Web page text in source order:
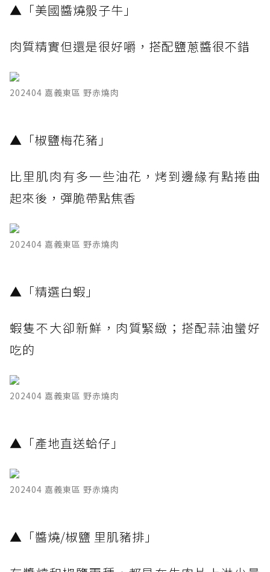
​▲「美國醬燒骰子牛」
肉質精實但還是很好嚼，搭配鹽蔥醬很不錯
202404 嘉義東區 野赤燒肉
​▲「椒鹽梅花豬」
比里肌肉有多一些油花，烤到邊緣有點捲曲
起來後，彈脆帶點焦香
202404 嘉義東區 野赤燒肉
​▲「精選白蝦」
蝦隻不大卻新鮮，肉質緊緻；搭配蒜油蠻好
吃的
202404 嘉義東區 野赤燒肉
​▲「產地直送蛤仔」
202404 嘉義東區 野赤燒肉
​▲「醬燒/椒鹽 里肌豬排」